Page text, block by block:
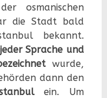
osmanischen
die Stadt bald
bekannt.
Sprache und
wurde,
dann den
ein. Um